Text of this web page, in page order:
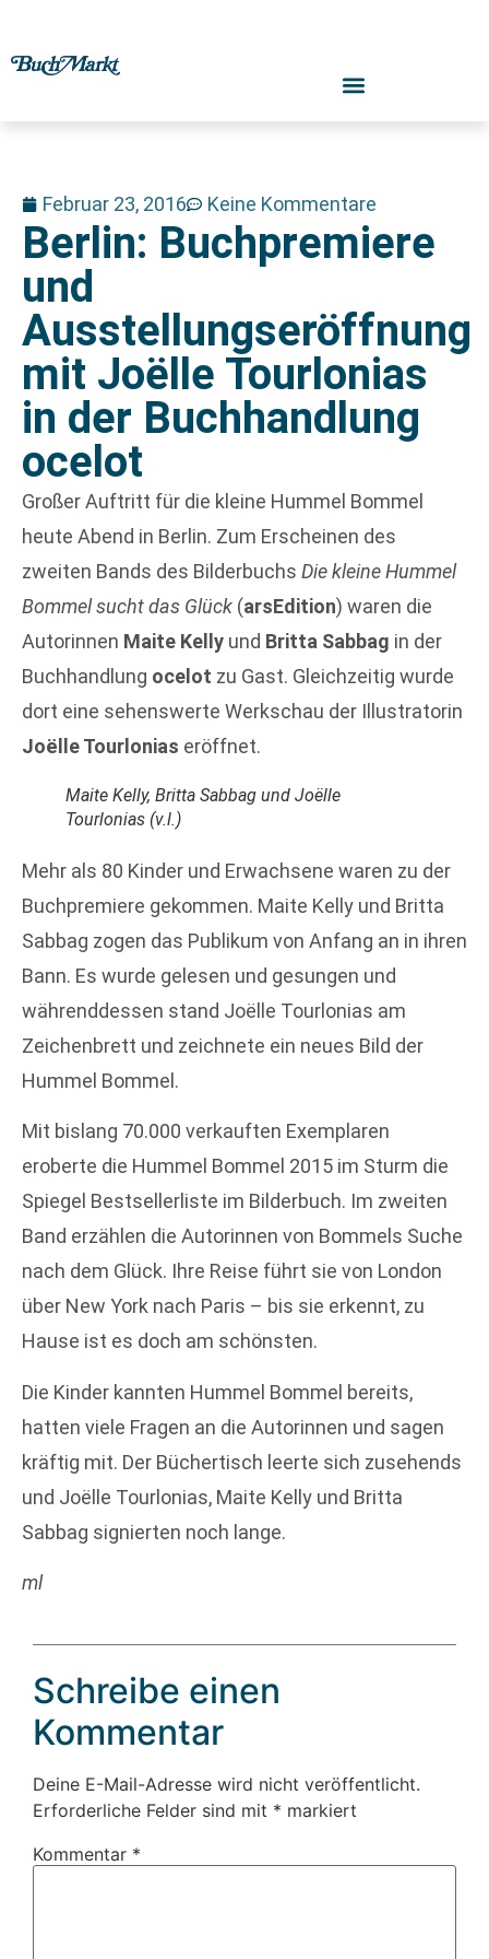
Februar 23, 2016 Keine Kommentare
Berlin: Buchpremiere
und
Ausstellungseröffnung
mit Joëlle Tourlonias
in der Buchhandlung
ocelot
Großer Auftritt für die kleine Hummel Bommel
heute Abend in Berlin. Zum Erscheinen des
zweiten Bands des Bilderbuchs Die kleine Hummel
Bommel sucht das Glück (arsEdition) waren die
Autorinnen Maite Kelly und Britta Sabbag in der
Buchhandlung ocelot zu Gast. Gleichzeitig wurde
dort eine sehenswerte Werkschau der Illustratorin
Joëlle Tourlonias eröffnet.
Maite Kelly, Britta Sabbag und Joëlle
Tourlonias (v.l.)
Mehr als 80 Kinder und Erwachsene waren zu der
Buchpremiere gekommen. Maite Kelly und Britta
Sabbag zogen das Publikum von Anfang an in ihren
Bann. Es wurde gelesen und gesungen und
währenddessen stand Joëlle Tourlonias am
Zeichenbrett und zeichnete ein neues Bild der
Hummel Bommel.
Mit bislang 70.000 verkauften Exemplaren
eroberte die Hummel Bommel 2015 im Sturm die
Spiegel Bestsellerliste im Bilderbuch. Im zweiten
Band erzählen die Autorinnen von Bommels Suche
nach dem Glück. Ihre Reise führt sie von London
über New York nach Paris – bis sie erkennt, zu
Hause ist es doch am schönsten.
Die Kinder kannten Hummel Bommel bereits,
hatten viele Fragen an die Autorinnen und sagen
kräftig mit. Der Büchertisch leerte sich zusehends
und Joëlle Tourlonias, Maite Kelly und Britta
Sabbag signierten noch lange.
ml
Schreibe einen
Kommentar
Deine E-Mail-Adresse wird nicht veröffentlicht.
Erforderliche Felder sind mit * markiert
Kommentar *